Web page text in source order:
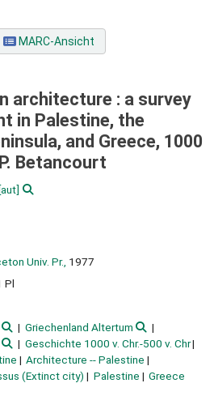
MARC-Ansicht
architecture : a survey
in Palestine, the
and Greece, 1000
Betancourt
Univ. Pr., 1977
Pl
Griechenland Altertum
Geschichte 1000 v. Chr.-500 v. Chr
Architecture -- Palestine
(Extinct city) Palestine
Greece